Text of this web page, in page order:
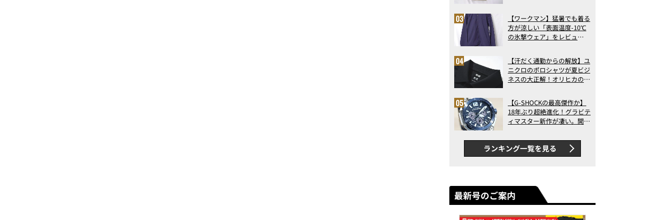
記事ランキングベスト3】
（2026年6月版）
【ワークマン】猛暑でも着る
方が涼しい「表面温度-10℃
の氷撃ウェア」をレビュ
【汗だく通勤からの解放】ユ
ニクロのポロシャツが夏ビジ
ネスの大正解！オリヒカの透
アの実力
【G-SHOCKの最高傑作か】
18年ぶり超絶進化！グラビテ
ィマスター新作が凄い。開発
新ムーブメントの衝撃
ランキング一覧を見る
最新号のご案内